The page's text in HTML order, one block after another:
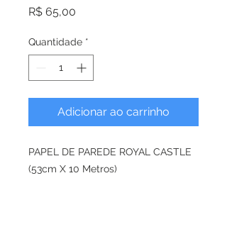
R$ 65,00
Quantidade *
Adicionar ao carrinho
PAPEL DE PAREDE ROYAL CASTLE
(53cm X 10 Metros)